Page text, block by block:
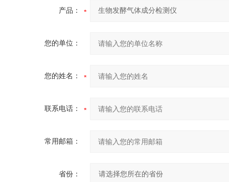
产品：
您的单位：
您的姓名：
联系电话：
常用邮箱：
省份：